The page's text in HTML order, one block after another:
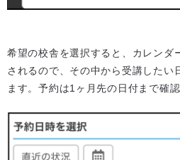
希望の校舎を選択すると、カレンダ
されるので、その中から受講したい
ます。予約は1ヶ月先の日付まで確